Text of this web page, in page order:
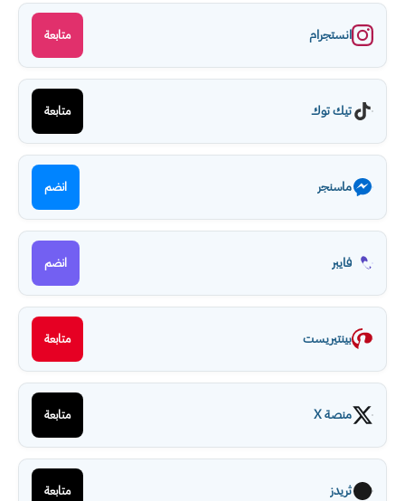
انستجرام متابعة
تيك توك متابعة
ماسنجر انضم
فايبر انضم
بينتيريست متابعة
منصة X متابعة
ثريدز متابعة